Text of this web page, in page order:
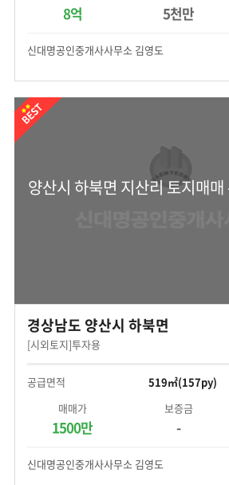
8억 5천만
신대명공인중개사사무소 김영도
양산시 하북면 지산리 토지매
경상남도 양산시 하북면
[시외토지]투자용
공급면적
519㎡(157py)
매매가
1500만
보증금
-
신대명공인중개사사무소 김영도